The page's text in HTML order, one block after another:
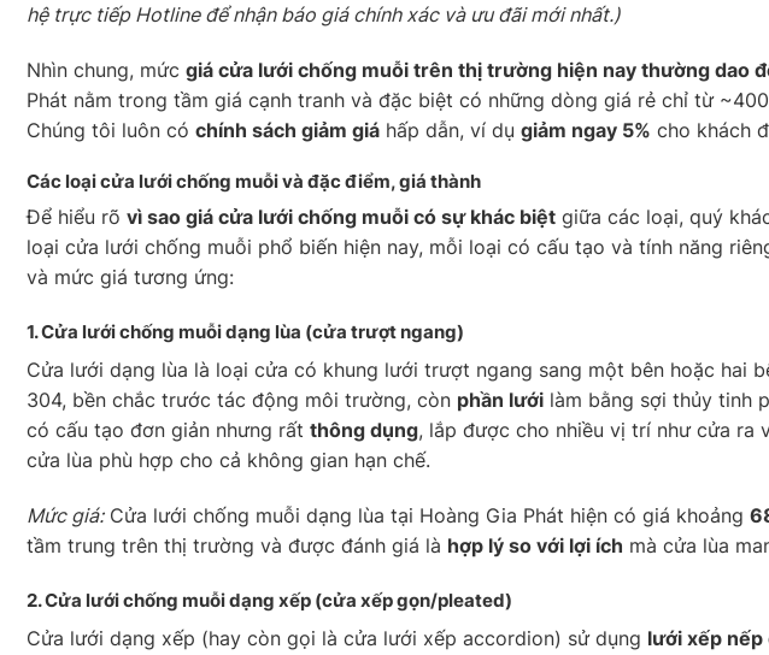
hệ trực tiếp Hotline để nhận báo giá chính xác và ưu đãi mới nhất.)
Nhìn chung, mức giá cửa lưới chống muỗi trên thị trường hiện nay thường dao
Phát nằm trong tầm giá cạnh tranh và đặc biệt có những dòng giá rẻ chỉ từ
Chúng tôi luôn có chính sách giảm giá hấp dẫn, ví dụ giảm ngay 5% cho khách
Các loại cửa lưới chống muỗi và đặc điểm, giá thành
Để hiểu rõ vì sao giá cửa lưới chống muỗi có sự khác biệt giữa các loại, quý
loại cửa lưới chống muỗi phổ biến hiện nay, mỗi loại có cấu tạo và tính năng
và mức giá tương ứng:
1. Cửa lưới chống muỗidạng lùa (cửa trượt ngang)
Cửa lưới dạng lùa là loại cửa có khung lưới trượt ngang sang một bên hoặc hai
304, bền chắc trước tác động môi trường, còn phần lưới làm bằng sợi thủy tinh
có cấu tạo đơn giản nhưng rất thông dụng, lắp được cho nhiều vị trí như cửa ra
cửa lùa phù hợp cho cả không gian hạn chế.
Mức giá:Cửa lưới chống muỗi dạng lùa tại Hoàng Gia Phát hiện có giá khoảng
tầm trung trên thị trường và được đánh giá là hợp lý so với lợi ích mà cửa lùa
2. Cửa lưới chống muỗidạng xếp (cửa xếp gọn/pleated)
Cửa lưới dạng xếp (hay còn gọi là cửa lưới xếp accordion) sử dụng lưới xếp nếp